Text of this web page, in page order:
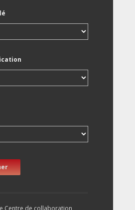
Centre de collaboration